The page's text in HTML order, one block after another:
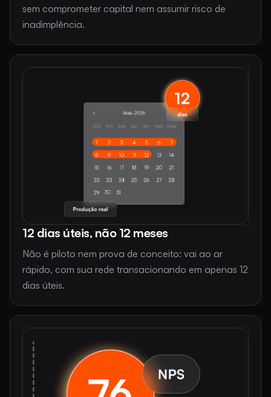
sem comprometer capital nem assumir risco de
inadimplência.
12 dias úteis, não 12 meses
Não é piloto nem prova de conceito: vai ao ar
rápido, com sua rede transacionando em apenas 12
dias úteis.